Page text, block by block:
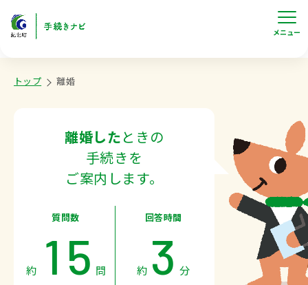
メニュー
トップ 離婚
離婚したときの
手続きを
ご案内します。
質問数
約
0
1
0
5 問
回答時間
約
0
3 分